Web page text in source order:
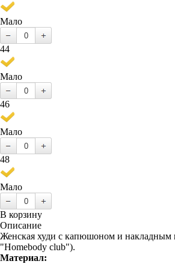
Мало
44
Мало
46
Мало
48
Мало
В корзину
Описание
Женская худи с капюшоном и накладным
"Homebody club").
Материал: